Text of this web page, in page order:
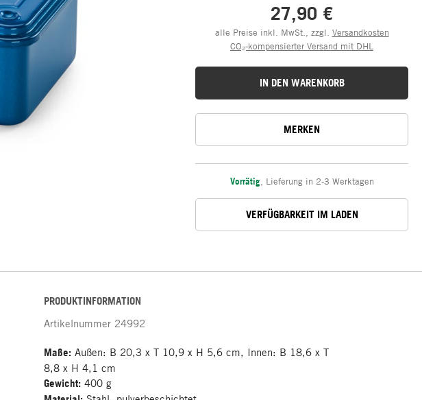
27,90 €
alle Preise inkl. MwSt., zzgl. Versandkosten
CO₂-kompensierter Versand mit DHL
IN DEN WARENKORB
MERKEN
Vorrätig, Lieferung in 2-3 Werktagen
VERFÜGBARKEIT IM LADEN
PRODUKTINFORMATION
Artikelnummer 24992
Maße: Außen: B 20,3 x T 10,9 x H 5,6 cm, Innen: B 18,6 x T
8,8 x H 4,1 cm
Gewicht: 400 g